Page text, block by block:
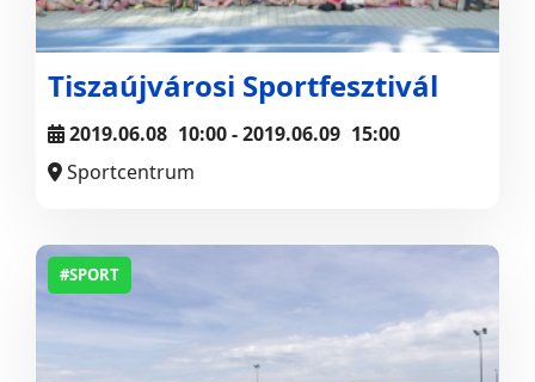
Tiszaújvárosi Sportfesztivál
2019.06.08 10:00- 2019.06.09 15:00
Sportcentrum
#SPORT